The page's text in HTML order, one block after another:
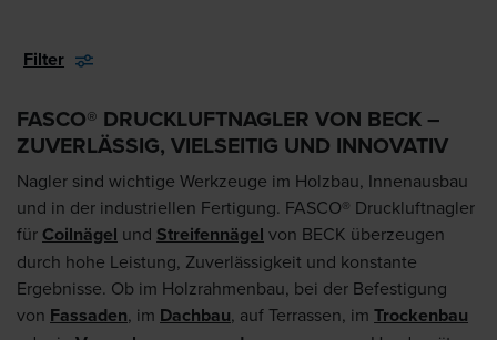
Filter
FASCO® DRUCKLUFTNAGLER VON BECK –
ZUVERLÄSSIG, VIELSEITIG UND INNOVATIV
Nagler sind wichtige Werkzeuge im Holzbau, Innenausbau
und in der industriellen Fertigung. FASCO® Druckluftnagler
fürCoilnägel und Streifennägel von BECK überzeugen
durch hohe Leistung, Zuverlässigkeit und konstante
Ergebnisse. Ob im Holzrahmenbau, bei der Befestigung
von Fassaden, im Dachbau, auf Terrassen, imTrockenbau